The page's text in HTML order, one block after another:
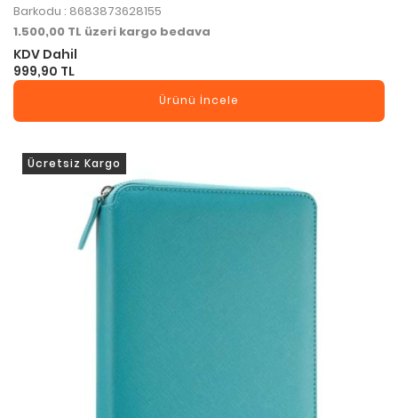
Barkodu : 8683873628155
1.500,00 TL üzeri kargo bedava
KDV Dahil
999,90 TL
Ürünü İncele
Ücretsiz Kargo